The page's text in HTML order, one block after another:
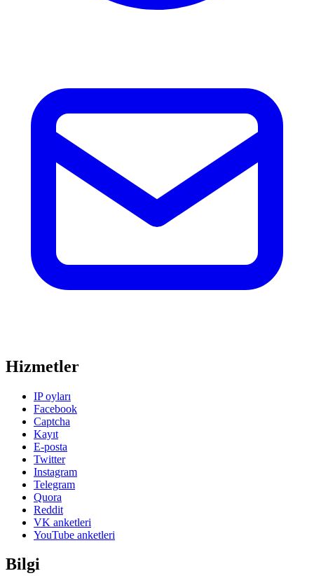
Hizmetler
IP oyları
Facebook
Captcha
Kayıt
E-posta
Twitter
Instagram
Telegram
Quora
Reddit
VK anketleri
YouTube anketleri
Bilgi